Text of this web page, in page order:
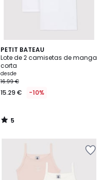
PETIT BATEAU
Lote de 2 camisetas de manga
corta
desde
16.99 €
15.29 € -10%
5
/
5
5
/